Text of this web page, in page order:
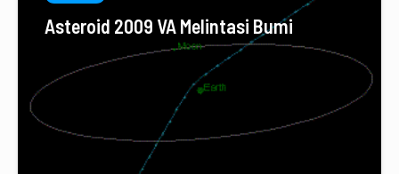
Asteroid 2009 VA Melintasi Bumi